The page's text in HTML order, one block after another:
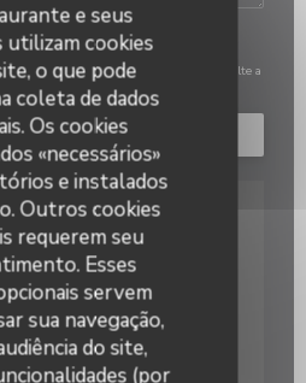
e seus
utilizam cookies
o que pode
coleta de dados
Os cookies
«necessários»
e instalados
Outros cookies
requerem seu
Esses
servem
sua navegação,
do site,
(por
de dados, tem o direito de se opor a
se na Lista Robinson através de
sobre o tratamento dos seus dados, consulte a